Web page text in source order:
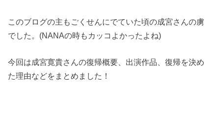
このブログの主もごくせんにでていた頃の成宮さんの虜
でした。(NANAの時もカッコよかったよね)
今回は成宮寛貴さんの復帰概要、出演作品、復帰を決め
た理由などをまとめました！